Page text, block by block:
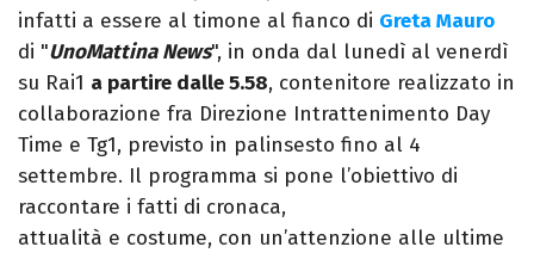
infatti a essere al timone al fianco di Greta Mauro
di "UnoMattina News", in onda dal lunedì al venerdì
su Rai1 a partire dalle 5.58, contenitore realizzato in
collaborazione fra Direzione Intrattenimento Day
Time e Tg1, previsto in palinsesto fino al 4
settembre. Il programma si pone l’obiettivo di
raccontare i fatti di cronaca,
attualità e costume, con un’attenzione alle ultime